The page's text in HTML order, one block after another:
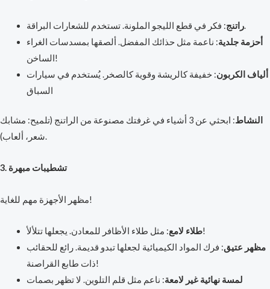
راتنج: فكر في قطع الليجو الملونة. تستخدم للشعارات البراقة.
أحزمة جلدية: ناعمة مثل حذائك المفضل. ألصقها بمسدسات الغراء
الساخن!
ألياف الكربون: خفيفة كالريشة وقوية كالصخر. يُستخدم في سيارات
السباق
النشاط
: ابحثي عن 3 أشياء في غرفتك مصنوعة من الراتنج (تلميح: مشابك
شعر، ألعاب).
3. تشطيبات مبهرة
مظهر الأجهزة مهم للغاية!
طلاء لامع: مثل طلاء الأظافر للمعادن. يجعلها تتلألأ!
مظهر عتيق: فرك المواد الكيميائية لجعلها تبدو قديمة. رائع للحقائب
ذات طابع القراصنة!
لمسة نهائية غير لامعة: ناعم مثل قلم التلوين. لا تظهر بصمات